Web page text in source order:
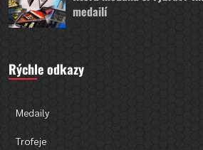
medailí
Rýchle odkazy
Medaily
Trofeje